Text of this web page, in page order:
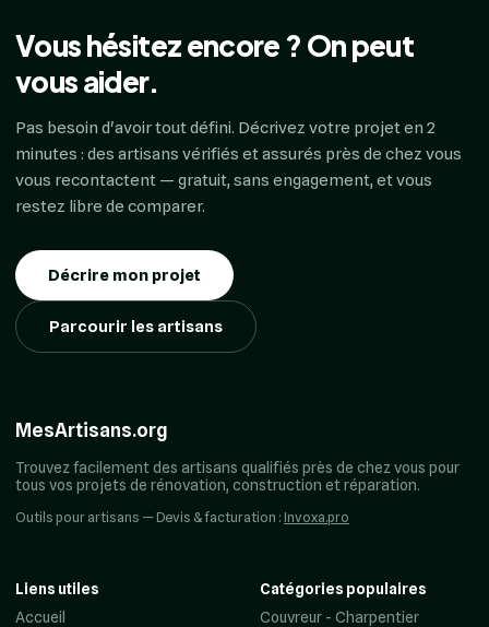
Vous hésitez encore ? On peut
vous aider.
Pas besoin d'avoir tout défini. Décrivez votre projet en 2
minutes : des artisans vérifiés et assurés près de chez vous
vous recontactent — gratuit, sans engagement, et vous
restez libre de comparer.
Décrire mon projet
Parcourir les artisans
MesArtisans.org
Trouvez facilement des artisans qualifiés près de chez vous pour
tous vos projets de rénovation, construction et réparation.
Outils pour artisans — Devis & facturation : Invoxa.pro
Liens utiles
Accueil
Catégories populaires
Couvreur - Charpentier